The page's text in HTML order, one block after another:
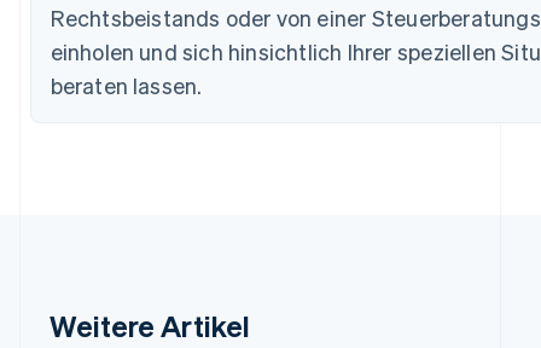
Rechtsbeistands oder von einer
einholen und sich hinsichtlich Ihrer speziellen
beraten lassen.
Weitere Artikel
Deutschland
Estland
English
English